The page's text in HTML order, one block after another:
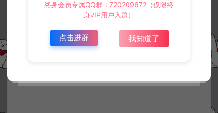
终身会员专属QQ群：720209672（仅限终
身VIP用户入群）
点击进群 我知道了